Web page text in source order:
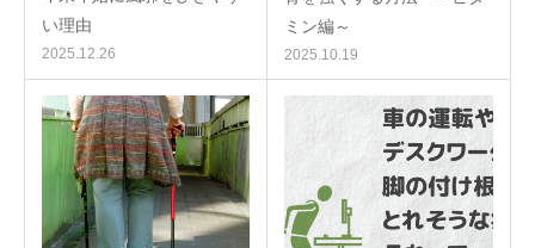
い理由
2025.12.26
ミン編～
2025.10.19